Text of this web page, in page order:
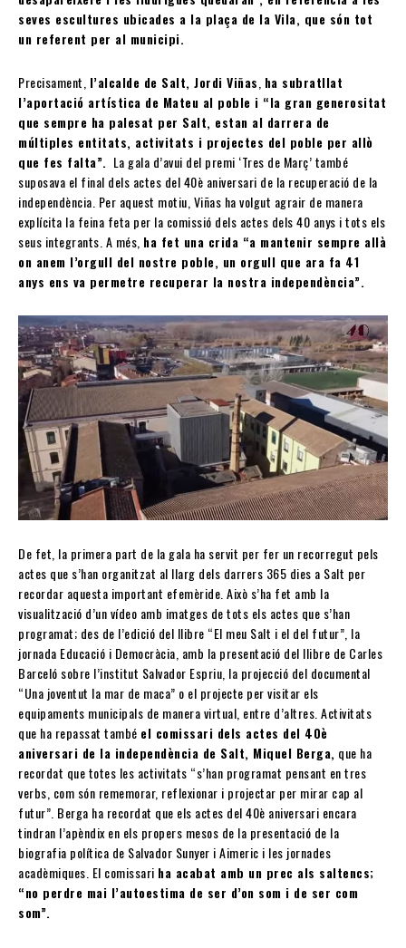
seves escultures ubicades a la plaça de la Vila, que són tot
un referent per al municipi.
Precisament, l’alcalde de Salt, Jordi Viñas, ha subratllat
l’aportació artística de Mateu al poble i “la gran generositat
que sempre ha palesat per Salt, estan al darrera de
múltiples entitats, activitats i projectes del poble per allò
que fes falta”. La gala d’avui del premi ‘Tres de Març’ també
suposava el final dels actes del 40è aniversari de la recuperació de la
independència. Per aquest motiu, Viñas ha volgut agrair de manera
explícita la feina feta per la comissió dels actes dels 40 anys i tots els
seus integrants. A més, ha fet una crida “a mantenir sempre allà
on anem l’orgull del nostre poble, un orgull que ara fa 41
anys ens va permetre recuperar la nostra independència”.
De fet, la primera part de la gala ha servit per fer un recorregut pels
actes que s’han organitzat al llarg dels darrers 365 dies a Salt per
recordar aquesta important efemèride. Això s’ha fet amb la
visualització d’un vídeo amb imatges de tots els actes que s’han
programat; des de l’edició del llibre “El meu Salt i el del futur”, la
jornada Educació i Democràcia, amb la presentació del llibre de Carles
Barceló sobre l’institut Salvador Espriu, la projecció del documental
“Una joventut la mar de maca” o el projecte per visitar els
equipaments municipals de manera virtual, entre d’altres. Activitats
que ha repassat també el comissari dels actes del 40è
aniversari de la independència de Salt, Miquel Berga, que ha
recordat que totes les activitats “s’han programat pensant en tres
verbs, com són rememorar, reflexionar i projectar per mirar cap al
futur”. Berga ha recordat que els actes del 40è aniversari encara
tindran l’apèndix en els propers mesos de la presentació de la
biografia política de Salvador Sunyer i Aimeric i les jornades
acadèmiques. El comissari ha acabat amb un prec als saltencs;
“no perdre mai l’autoestima de ser d’on som i de ser com
som”.